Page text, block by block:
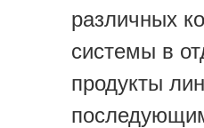
различных
системы в
продукты